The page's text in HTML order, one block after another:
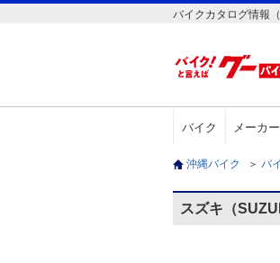
バイクカタログ情報
バイク メーカー
沖縄バイク ＞ バ
スズキ（